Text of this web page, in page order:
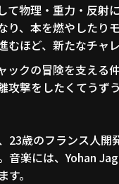
て物理・重力・反射
り、本を燃やしたり
むほど、新たなチャ
ックの冒険を支える
攻撃をしたくてうず
23歳のフランス人開
音楽には、Yohan
。